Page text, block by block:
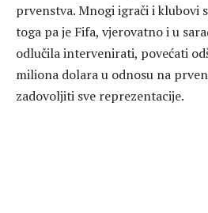
prvenstva. Mnogi igrači i klubovi
toga pa je Fifa, vjerovatno i u
odlučila intervenirati, povećati
miliona dolara u odnosu na
zadovoljiti sve reprezentacije.